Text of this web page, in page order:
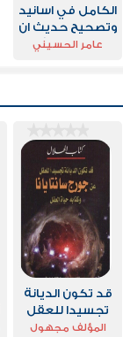
الكامل في اسانيد
وتصحيح حديث ان
الفتنة في آية
عامر الحسيني
قد تكون الديانة
تجسيدا للعقل
عن جورج سانتايانا
المؤلف مجهول